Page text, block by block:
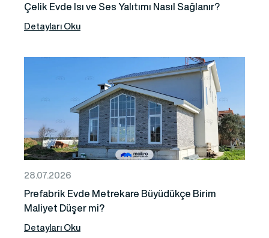
Çelik Evde Isı ve Ses Yalıtımı Nasıl Sağlanır?
Detayları Oku
28.07.2026
Prefabrik Evde Metrekare Büyüdükçe Birim
Maliyet Düşer mi?
Detayları Oku